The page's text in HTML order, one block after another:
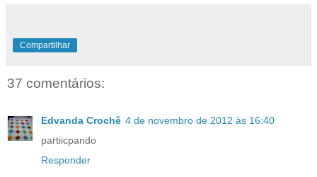
Compartilhar
37 comentários:
Edvanda Crochê 4 de novembro de 2012 às 16:40
partiicpando
Responder